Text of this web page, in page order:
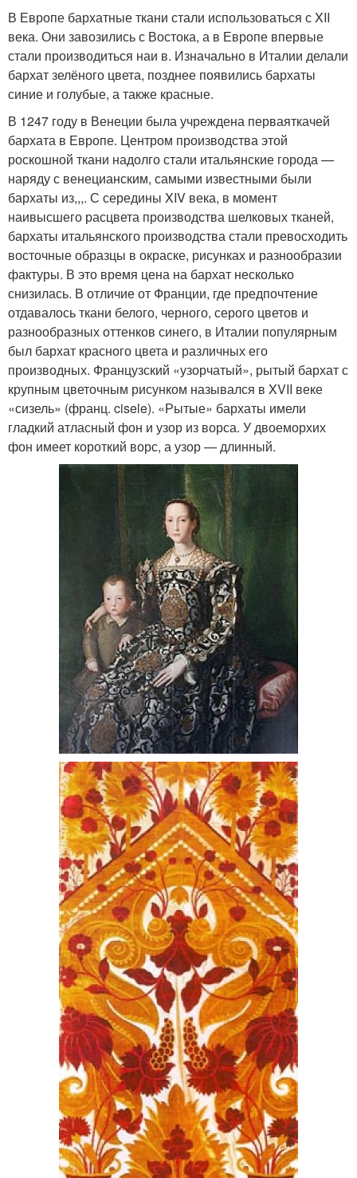
В Европе бархатные ткани стали использоваться с XII
века. Они завозились с Востока, а в Европе впервые
стали производиться наи в. Изначально в Италии делали
бархат зелёного цвета, позднее появились бархаты
синие и голубые, а также красные.
В 1247 году в Венеции была учреждена перваяткачей
бархата в Европе. Центром производства этой
роскошной ткани надолго стали итальянские города —
наряду с венецианским, самыми известными были
бархаты из,,,. С середины XIV века, в момент
наивысшего расцвета производства шелковых тканей,
бархаты итальянского производства стали превосходить
восточные образцы в окраске, рисунках и разнообразии
фактуры. В это время цена на бархат несколько
снизилась. В отличие от Франции, где предпочтение
отдавалось ткани белого, черного, серого цветов и
разнообразных оттенков синего, в Италии популярным
был бархат красного цвета и различных его
производных. Французский «узорчатый», рытый бархат с
крупным цветочным рисунком назывался в XVII веке
«сизель» (франц. cisele). «Рытые» бархаты имели
гладкий атласный фон и узор из ворса. У двоеморхих
фон имеет короткий ворс, а узор — длинный.